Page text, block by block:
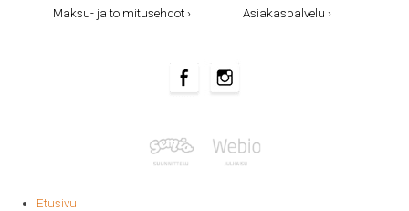
Maksu- ja toimitusehdot › Asiakaspalvelu ›
Etusivu